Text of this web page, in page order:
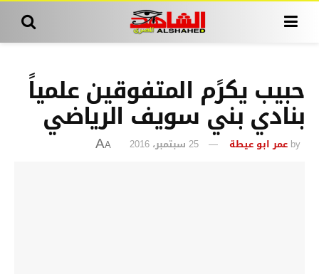
حبيب يكرًم المتفوقين علمياً
بنادي بني سويف الرياضي
by عمر ابو عيطة 25 سبتمبر، 2016 A
A